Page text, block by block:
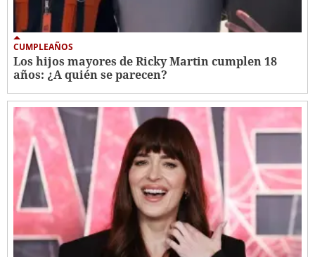
CUMPLEAÑOS
Los hijos mayores de Ricky Martin cumplen 18
años: ¿A quién se parecen?